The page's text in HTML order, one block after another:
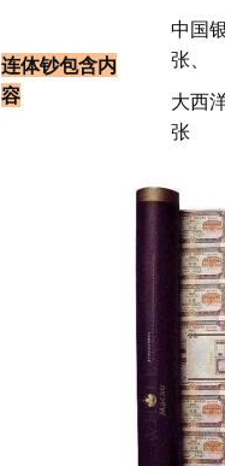
连体钞包含内
容
中国
张、
大西
张